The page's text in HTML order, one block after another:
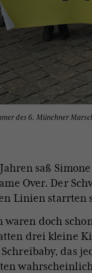
des 6. Münchner
saß
Over. Der
Linien starrten
waren doch
drei kleine
das